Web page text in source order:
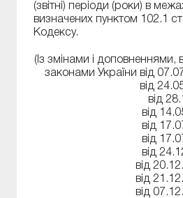
(звітні) періоди (роки) в
визначених пунктом 102.1
Кодексу.
(Із змінами і доповненнями,
законами України від
від
від
від
від
від
від
від
від
від